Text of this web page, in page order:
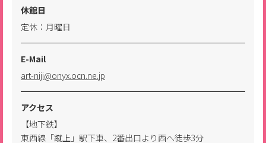
休館日
定休：月曜日
E-Mail
art-niji@onyx.ocn.ne.jp
アクセス
【地下鉄】
東西線「蹴上」駅下車、2番出口より西へ徒歩3分